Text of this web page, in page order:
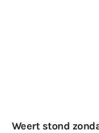
Weert stond